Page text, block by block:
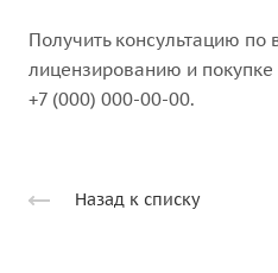
Получить консультацию по
лицензированию и
+7 (000) 000-00-00.
Назад к списку